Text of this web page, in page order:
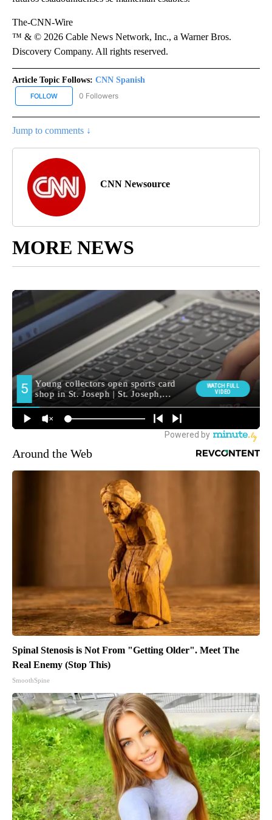
The-CNN-Wire
™ & © 2026 Cable News Network, Inc., a Warner Bros.
Discovery Company. All rights reserved.
Article Topic Follows: CNN Spanish
FOLLOW FOLLOW "CNN SPANISH" TO RECEIVE NOTIFICATIONS ABOUT
0 Followers
Jump to comments ↓
CNN Newsource
MORE NEWS
Around the Web
Spinal Stenosis is Not From "Getting Older". Meet The
Real Enemy (Stop This)
SmoothSpine